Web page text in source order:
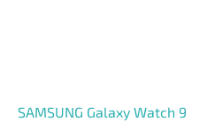
SAMSUNG Galaxy Watch 9